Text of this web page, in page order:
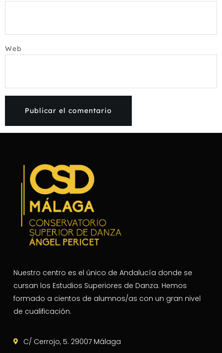
Web
Nuestro centro es el único de Andalucía donde se
cursan los Estudios Superiores de Danza. Hemos
formado a cientos de alumnos/as con un gran nivel
de cualificación.
C/ Cerrojo, 5. 29007 Málaga